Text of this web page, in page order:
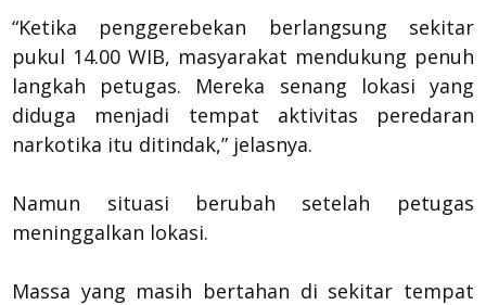
“Ketika penggerebekan berlangsung sekitar
pukul 14.00 WIB, masyarakat mendukung penuh
langkah petugas. Mereka senang lokasi yang
diduga menjadi tempat aktivitas peredaran
narkotika itu ditindak,” jelasnya.
Namun situasi berubah setelah petugas
meninggalkan lokasi.
Massa yang masih bertahan di sekitar tempat